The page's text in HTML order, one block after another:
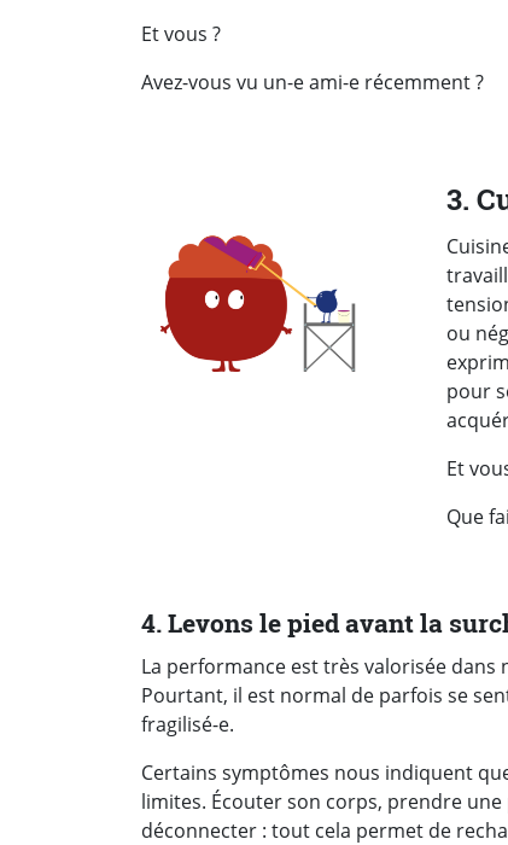
Et vous ?
Avez-vous vu un-e ami-e récemment ?
3.
ou
pour
Et
Que
4. Levons le pied avant la
La performance est très valorisée dans
Pourtant, il est normal de parfois se
fragilisé-e.
Certains symptômes nous indiquent
limites. Écouter son corps, prendre une
déconnecter : tout cela permet de